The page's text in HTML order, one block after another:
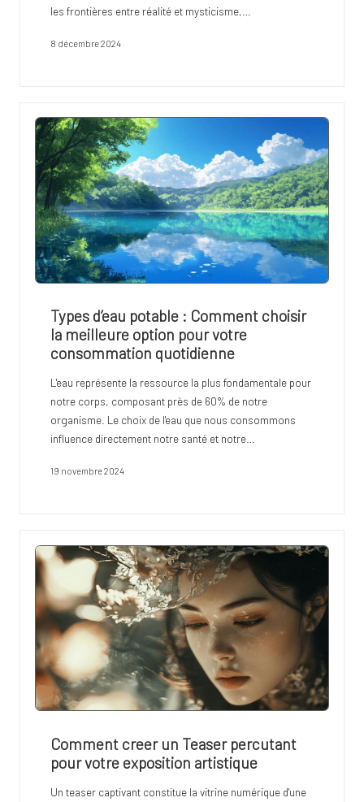
les frontières entre réalité et mysticisme,…
8 décembre 2024
Types d’eau potable : Comment choisir
la meilleure option pour votre
consommation quotidienne
L'eau représente la ressource la plus fondamentale pour
notre corps, composant près de 60% de notre
organisme. Le choix de l'eau que nous consommons
influence directement notre santé et notre…
19 novembre 2024
Comment creer un Teaser percutant
pour votre exposition artistique
Un teaser captivant constitue la vitrine numérique d'une